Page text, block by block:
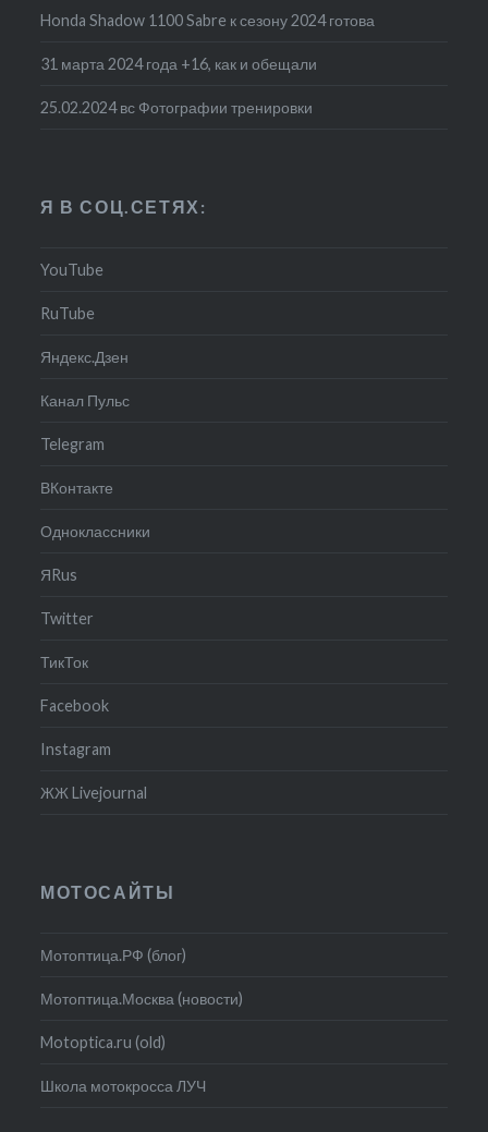
Honda Shadow 1100 Sabre к сезону 2024 готова
31 марта 2024 года +16, как и обещали
25.02.2024 вс Фотографии тренировки
Я В СОЦ.СЕТЯХ:
YouTube
RuTube
Яндекс.Дзен
Канал Пульс
Telegram
ВКонтакте
Одноклассники
ЯRus
Twitter
ТикТок
Facebook
Instagram
ЖЖ Livejournal
МОТОСАЙТЫ
Мотоптица.РФ (блог)
Мотоптица.Москва (новости)
Motoptica.ru (old)
Школа мотокросса ЛУЧ